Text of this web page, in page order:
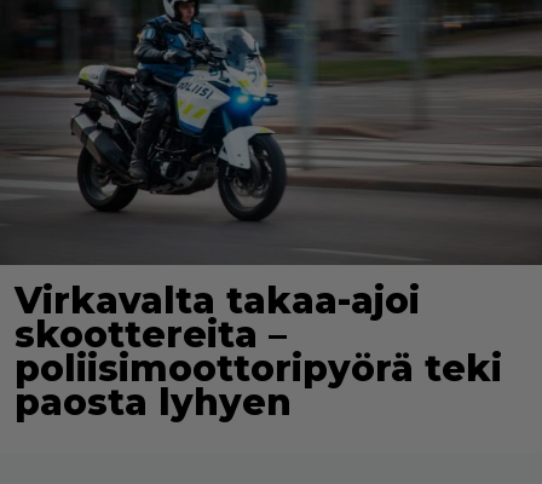
Virkavalta takaa-ajoi
skoottereita –
poliisimoottoripyörä teki
paosta lyhyen